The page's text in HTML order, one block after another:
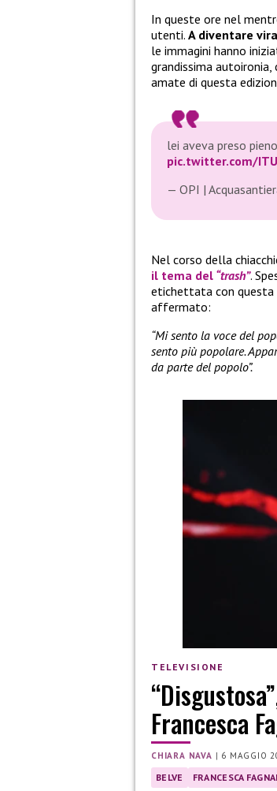
In queste ore nel
utenti. A diventare
le immagini hanno
grandissima
amate di questa
lei aveva preso
pic.twitter.com/
— OPI |
Nel corso della
il tema del “trash”.
etichettata con questa
affermato:
“Mi sento la voce del
sento più popolare.
da parte del popolo”.
TELEVISIONE
Francesca
CHIARA NAVA | 6 MAGGIO
BELVE FRANCESCA